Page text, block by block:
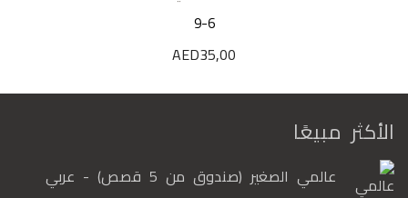
9-6
AED35,00
الأكثر مبيعًا
عالمي الصغير (صندوق من 5 قصص) - عربي